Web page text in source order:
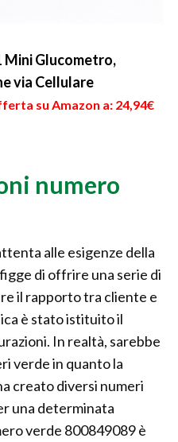
Mini Glucometro,
via Cellulare
su Amazon a: 24,94€
numero
alle esigenze della
di offrire una serie di
il rapporto tra cliente e
è stato istituito il
In realtà, sarebbe
verde in quanto la
creato diversi numeri
una determinata
verde 800849089 è